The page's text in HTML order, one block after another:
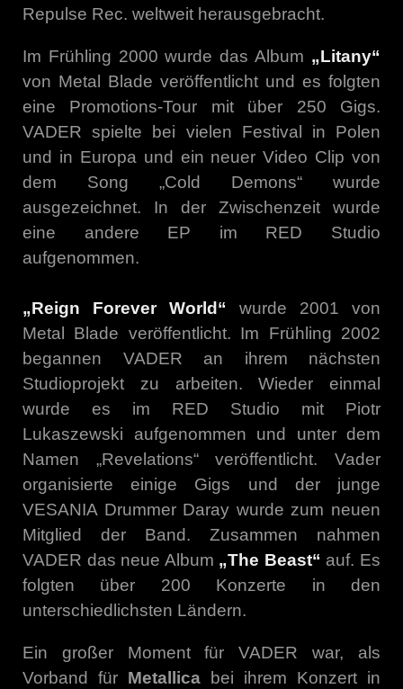
Repulse Rec. weltweit herausgebracht.
Im Frühling 2000 wurde das Album „Litany“
von Metal Blade veröffentlicht und es folgten
eine Promotions-Tour mit über 250 Gigs.
VADER spielte bei vielen Festival in Polen
und in Europa und ein neuer Video Clip von
dem Song „Cold Demons“ wurde
ausgezeichnet. In der Zwischenzeit wurde
eine andere EP im RED Studio
aufgenommen.
„Reign Forever World“ wurde 2001 von
Metal Blade veröffentlicht. Im Frühling 2002
begannen VADER an ihrem nächsten
Studioprojekt zu arbeiten. Wieder einmal
wurde es im RED Studio mit Piotr
Lukaszewski aufgenommen und unter dem
Namen „Revelations“ veröffentlicht. Vader
organisierte einige Gigs und der junge
VESANIA Drummer Daray wurde zum neuen
Mitglied der Band. Zusammen nahmen
VADER das neue Album „The Beast“ auf. Es
folgten über 200 Konzerte in den
unterschiedlichsten Ländern.
Ein großer Moment für VADER war, als
Vorband für Metallica bei ihrem Konzert in